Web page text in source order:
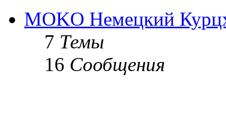
MOKO Немецкий
7 Темы
16 Сообщения